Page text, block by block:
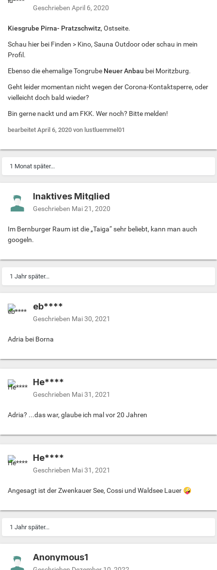
Geschrieben April 6, 2020
Kiesgrube Pirna- Pratzschwitz, Ostseite.
Schau hier bei Finden > Kino, Sauna Outdoor oder schau in mein
Profil.
Ebenso die ehemalige Tongrube Neuer Anbau bei Moritzburg.
Geht leider momentan nicht wegen der Corona-Kontaktsperre, oder
vielleicht doch bald wieder?
Bin gerne nackt und am FKK. Wer noch? Bitte melden!
bearbeitet April 6, 2020 von lustluemmel01
1 Monat später...
Inaktives Mitglied
Geschrieben Mai 21, 2020
Im Bernburger Raum ist die „Taiga“ sehr beliebt, kann man auch
googeln.
1 Jahr später...
eb****
Geschrieben Mai 30, 2021
Adria bei Borna
He****
Geschrieben Mai 31, 2021
Adria? ...das war, glaube ich mal vor 20 Jahren
He****
Geschrieben Mai 31, 2021
Angesagt ist der Zwenkauer See, Cossi und Waldsee Lauer 🤪
1 Jahr später...
Anonymous1